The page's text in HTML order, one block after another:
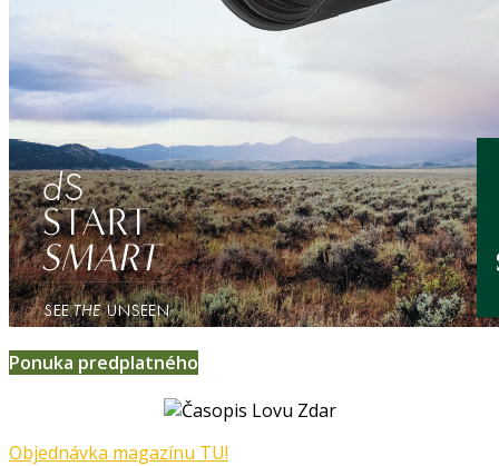
Ponuka predplatného
Objednávka magazínu TU!